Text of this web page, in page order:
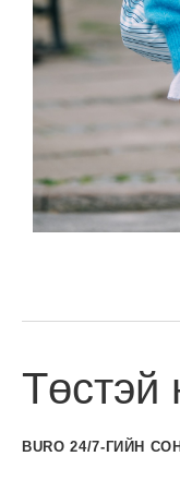
Төстэй
BURO 24/7-ГИЙН